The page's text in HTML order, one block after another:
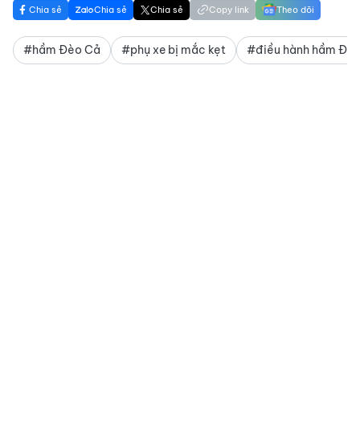
Chia sẻ Chia sẻ Chia sẻ Copy link Theo dõi
#hầm Đèo Cả #phụ xe bị mắc kẹt #điều hành hầm